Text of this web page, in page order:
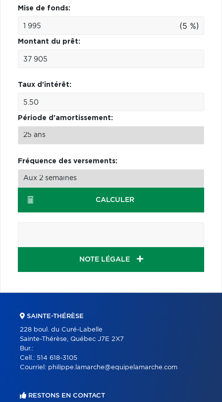
Mise de fonds:
(5 %)
Montant du prêt:
Taux d'intérêt:
Période d'amortissement:
Fréquence des versements:
CALCULER
NOTE LÉGALE
SAINTE-THÉRÈSE
228 boul. du Curé-Labelle
Sainte-Thérèse, Québec J7E 2X7
Bur.:
Cell.: 514 618-3105
Courriel: philippe.lamarche@equipelamarche.com
RESTONS EN CONTACT